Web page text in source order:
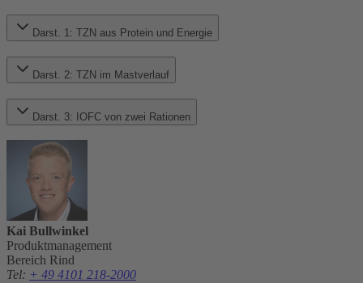
Darst. 1: TZN aus Protein und Energie
Darst. 2: TZN im Mastverlauf
Darst. 3: IOFC von zwei Rationen
Kai Bullwinkel
Produktmanagement
Bereich Rind
Tel: + 49 4101 218-2000